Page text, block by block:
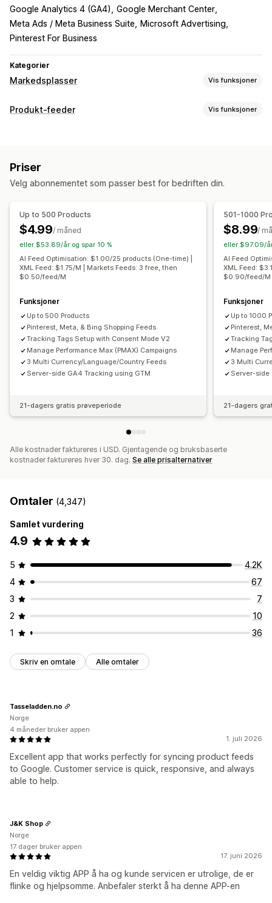
Google Analytics 4 (GA4)
Google Merchant Center
Meta Ads / Meta Business Suite
Microsoft Advertising
Pinterest For Business
Kategorier
Markedsplasser Vis funksjoner
Administrering av oppføring
Tilpassede oppføringer
Distribusjon på flere steder
Bestillingssynkronisering
Forent instrumentbord Synkronisering av lagerbeholdning
Tilpassede regler
Produkt-feeder Vis funksjoner
KI-tilordning
Egendefinerte etiketter Tilpassede regler
Multivaluta
Flere språk Samlingsmålretting
Feed-administrasjon
Produktsynkronisering
Masseredigering
Butikkoppdateringer Sanntidsoppdateringer
Målspesifikke feeds
GTIN-administrasjon
Konverteringssporing
Hastighetsoptimalisering
Ytelsesovervåkning
Multi-format
Priser
Velg abonnementet som passer best for bedriften din.
Up to 500 Products
$4.99/ måned
eller $53.89/år og spar 10 %
AI Feed Optimisation: $1.00/25 products (One-time) |
XML Feed: $1.75/M | Markets Feeds: 3 free, then
$0.50/feed/M
Funksjoner
Up to 500 Products
Pinterest, Meta, & Bing Shopping Feeds
Tracking Tags Setup with Consent Mode V2
Manage Performance Max (PMAX) Campaigns
3 Multi Currency/Language/Country Feeds
Server-side GA4 Tracking using GTM
21-dagers gratis prøveperiode
501-1000
$8.99/
eller $97.09/
AI Feed
XML Feed:
$0.90/feed/M
Funksjoner
Up to 1000
Pinterest,
Tracking
Manage
3 Multi
Server-side
21-dagers
Alle kostnader faktureres i USD. Gjentagende og bruksbaserte
kostnader faktureres hver 30. dag. Se alle prisalternativer
Omtaler (4,347)
Samlet vurdering
4.9
5
4.2K
4
67
3
7
2
10
1
36
Skriv en omtale Alle omtaler
1. juli 2026
Excellent app that works perfectly for syncing product feeds
to Google. Customer service is quick, responsive, and always
able to help.
Tasseladden.no
Norge
4 måneder bruker appen
17. juni 2026
En veldig viktig APP å ha og kunde servicen er utrolige, de er
flinke og hjelpsomme. Anbefaler sterkt å ha denne APP-en
J&K Shop
Norge
17 dager bruker appen